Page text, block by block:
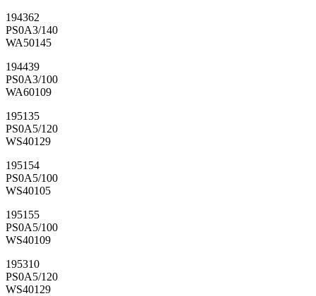
194362
PS0A3/140
WA50145
194439
PS0A3/100
WA60109
195135
PS0A5/120
WS40129
195154
PS0A5/100
WS40105
195155
PS0A5/100
WS40109
195310
PS0A5/120
WS40129